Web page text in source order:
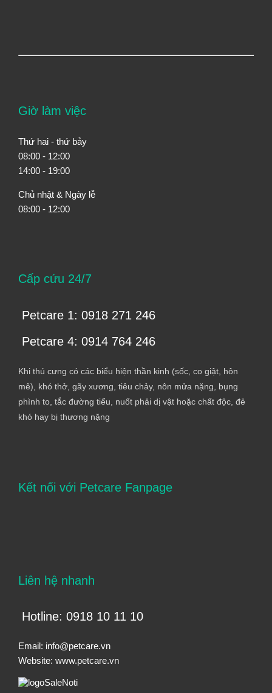
Giờ làm việc
Thứ hai - thứ bảy
08:00 - 12:00
14:00 - 19:00
Chủ nhật & Ngày lễ
08:00 - 12:00
Cấp cứu 24/7
Petcare 1: 0918 271 246
Petcare 4: 0914 764 246
Khi thú cưng có các biểu hiện thần kinh (sốc, co giật, hôn
mê), khó thở, gãy xương, tiêu chảy, nôn mửa nặng, bụng
phình to, tắc đường tiểu, nuốt phải dị vật hoặc chất độc, đẻ
khó hay bị thương nặng
Kết nối với Petcare Fanpage
Liên hệ nhanh
Hotline: 0918 10 11 10
Email: info@petcare.vn
Website: www.petcare.vn